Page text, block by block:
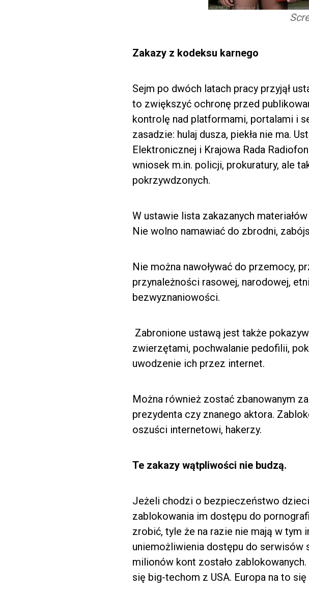
Zakazy z kodeksu karnego
Sejm po dwóch latach pracy przyjął
to zwiększyć ochronę przed
kontrolę nad platformami, portalami i
zasadzie: hulaj dusza, piekła nie ma.
Elektronicznej i Krajowa Rada
wniosek m.in. policji, prokuratury, ale
pokrzywdzonych.
W ustawie lista zakazanych
Nie wolno namawiać do zbrodni,
Nie można nawoływać do przemocy,
przynależności rasowej, narodowej,
bezwyznaniowości.
Zabronione ustawą jest także
zwierzętami, pochwalanie pedofilii,
uwodzenie ich przez internet.
Można również zostać zbanowanym
prezydenta czy znanego aktora.
oszuści internetowi, hakerzy.
Te zakazy wątpliwości nie budzą.
Jeżeli chodzi o bezpieczeństwo
zablokowania im dostępu do
zrobić, tyle że na razie nie mają w tym
uniemożliwienia dostępu do serwisów
milionów kont zostało
się big-techom z USA. Europa na to się